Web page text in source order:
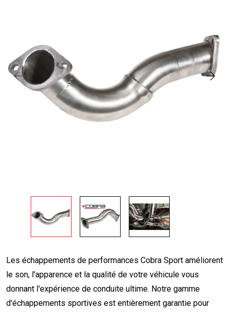
Les échappements de performances Cobra Sport améliorent
le son, l'apparence et la qualité de votre véhicule vous
donnant l'expérience de conduite ultime. Notre gamme
d'échappements sportives est entièrement garantie pour